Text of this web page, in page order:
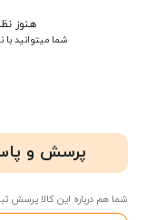
هنوز
شما میتوانید با
پرسش و
شما هم درباره این کالا پرسش